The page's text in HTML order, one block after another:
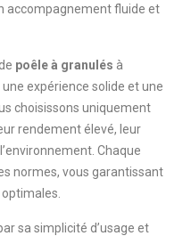
accompagnement fluide et
poêle à granulés à
expérience solide et une
choisissons uniquement
rendement élevé, leur
Chaque
normes, vous garantissant
sa simplicité d’usage et